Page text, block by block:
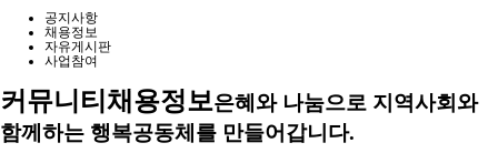
공지사항
채용정보
자유게시판
사업참여
커뮤니티 채용정보은혜와 나눔으로 지역사회와
함께하는 행복공동체를 만들어갑니다.